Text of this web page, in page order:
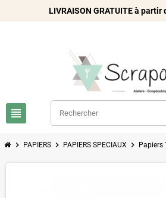
LIVRAISON GRATUITE à partir
view_headline
chevron_right PAPIERS chevron_right PAPIERS SPECIAUX chevron_right Papiers